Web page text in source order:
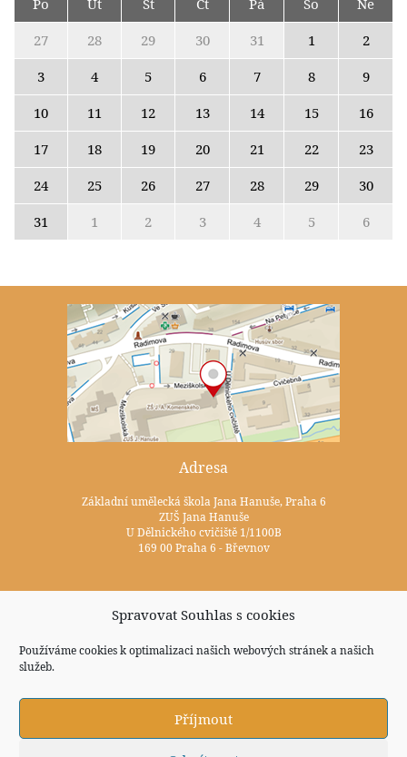
Spravovat Souhlas s cookies
Používáme cookies k optimalizaci našich webových stránek a našich
služeb.
Příjmout
27
28 29 30 31 1
2
3
4 5 6 7 8
9
10
11 12 13 14 15
16
17
18 19 20 21 22
23
24
25 26 27 28 29
30
31
1 2 3 4 5 6
Adresa
Základní umělecká škola Jana Hanuše, Praha 6
ZUŠ Jana Hanuše
U Dělnického cvičiště 1/1100B
169 00 Praha 6 - Břevnov
Sociální sítě